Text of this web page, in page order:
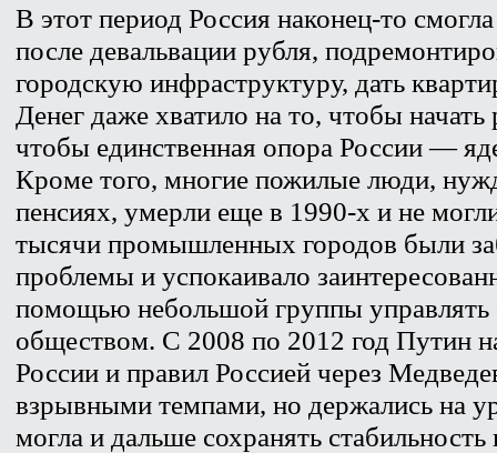
В этот период Россия наконец-то
после девальвации рубля,
городскую инфраструктуру, дать
Денег даже хватило на то, чтобы
чтобы единственная опора России —
Кроме того, многие пожилые люди,
пенсиях, умерли еще в 1990-х и не
тысячи промышленных городов были
проблемы и успокаивало
помощью небольшой группы управлять
обществом. С 2008 по 2012 год Путин
России и правил Россией через
взрывными темпами, но держались на
могла и дальше сохранять стабильность